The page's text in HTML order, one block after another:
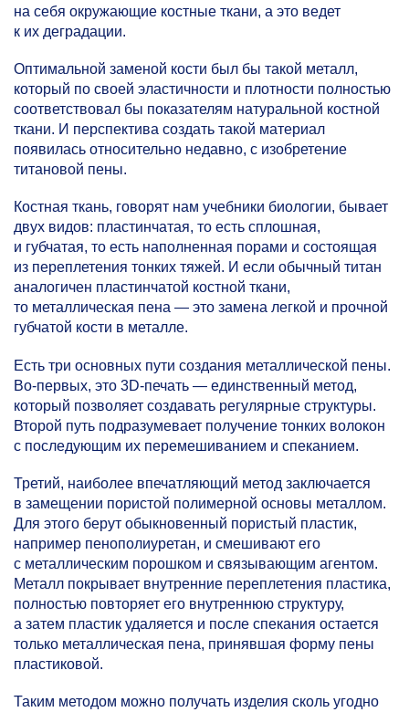
на себя окружающие костные ткани, а это ведет
к их деградации.
Оптимальной заменой кости был бы такой металл,
который по своей эластичности и плотности полностью
соответствовал бы показателям натуральной костной
ткани. И перспектива создать такой материал
появилась относительно недавно, с изобретение
титановой пены.
Костная ткань, говорят нам учебники биологии, бывает
двух видов: пластинчатая, то есть сплошная,
и губчатая, то есть наполненная порами и состоящая
из переплетения тонких тяжей. И если обычный титан
аналогичен пластинчатой костной ткани,
то металлическая пена — это замена легкой и прочной
губчатой кости в металле.
Есть три основных пути создания металлической пены.
Во-первых, это 3D-печать — единственный метод,
который позволяет создавать регулярные структуры.
Второй путь подразумевает получение тонких волокон
с последующим их перемешиванием и спеканием.
Третий, наиболее впечатляющий метод заключается
в замещении пористой полимерной основы металлом.
Для этого берут обыкновенный пористый пластик,
например пенополиуретан, и смешивают его
с металлическим порошком и связывающим агентом.
Металл покрывает внутренние переплетения пластика,
полностью повторяет его внутреннюю структуру,
а затем пластик удаляется и после спекания остается
только металлическая пена, принявшая форму пены
пластиковой.
Таким методом можно получать изделия сколь угодно